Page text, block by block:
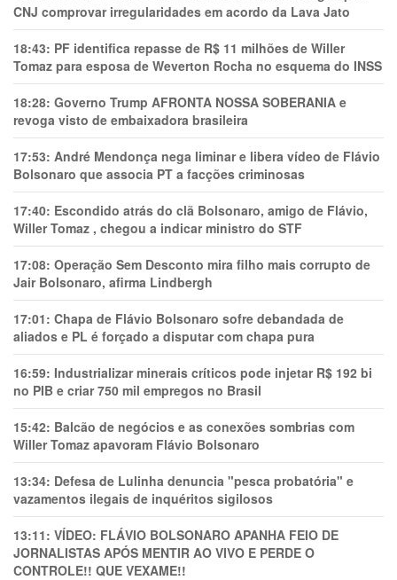
CNJ comprovar irregularidades em acordo da Lava Jato
18:43: PF identifica repasse de R$ 11 milhões de Willer
Tomaz para esposa de Weverton Rocha no esquema do INSS
18:28: Governo Trump AFRONTA NOSSA SOBERANIA e
revoga visto de embaixadora brasileira
17:53: André Mendonça nega liminar e libera vídeo de Flávio
Bolsonaro que associa PT a facções criminosas
17:40: Escondido atrás do clã Bolsonaro, amigo de Flávio,
Willer Tomaz , chegou a indicar ministro do STF
17:08: Operação Sem Desconto mira filho mais corrupto de
Jair Bolsonaro, afirma Lindbergh
17:01: Chapa de Flávio Bolsonaro sofre debandada de
aliados e PL é forçado a disputar com chapa pura
16:59: Industrializar minerais críticos pode injetar R$ 192 bi
no PIB e criar 750 mil empregos no Brasil
15:42: Balcão de negócios e as conexões sombrias com
Willer Tomaz apavoram Flávio Bolsonaro
13:34: Defesa de Lulinha denuncia "pesca probatória" e
vazamentos ilegais de inquéritos sigilosos
13:11: VÍDEO: FLÁVIO BOLSONARO APANHA FEIO DE
JORNALISTAS APÓS MENTIR AO VIVO E PERDE O
CONTROLE!! QUE VEXAME!!